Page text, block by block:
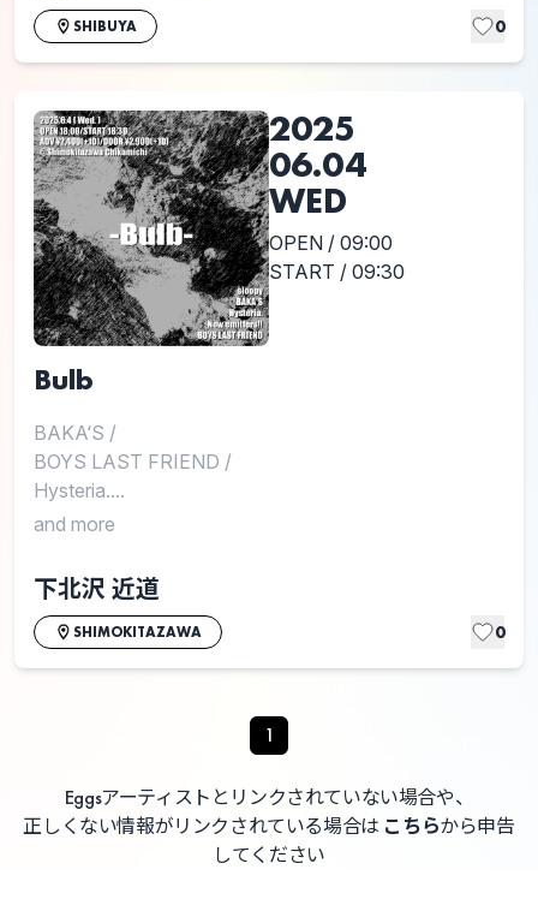
SHIBUYA 0
2025
06.04
WED
OPEN / 09:00
START / 09:30
Bulb
BAKA‘S /
BOYS LAST FRIEND /
Hysteria....
and more
下北沢 近道
SHIMOKITAZAWA 0
1
Eggsアーティストとリンクされていない場合や、
正しくない情報がリンクされている場合は こちらから申告
してください